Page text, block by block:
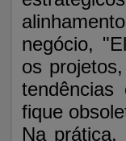
negócio,
os
fique
Na prática,